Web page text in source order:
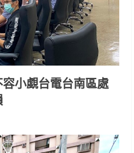
容小覷台電台南區處